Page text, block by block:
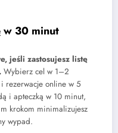
w 30 minut
jeśli zastosujesz listę
Wybierz cel w 1–2
rezerwacje online w 5
i apteczką w 10 minut,
krokom minimalizujesz
wypad.